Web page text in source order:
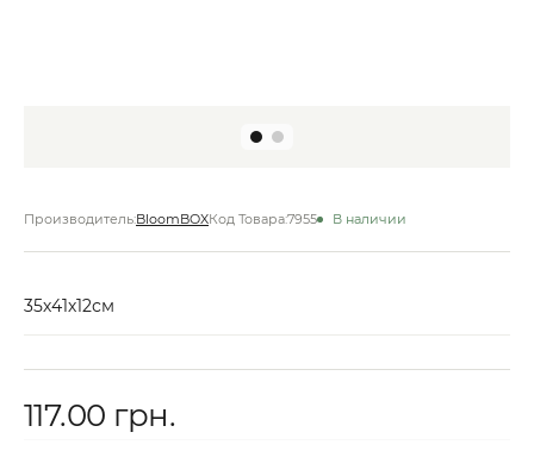
Производитель:BloomBOXКод Товара:7955 В наличии
35х41х12см
117.00 грн.